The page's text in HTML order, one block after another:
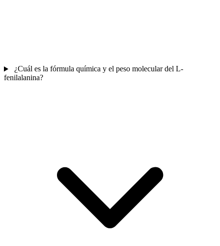
¿Cuál es la fórmula química y el peso molecular del L-
fenilalanina?